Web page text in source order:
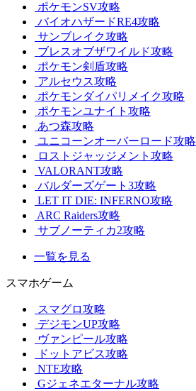
ポケモンSV攻略
バイオハザードRE4攻略
サンブレイク攻略
ブレスオブザワイルド攻略
ポケモン剣盾攻略
アルセウス攻略
ポケモンダイパリメイク攻略
ポケモンユナイト攻略
あつ森攻略
ユニコーンオーバーロード攻略
ロストジャッジメント攻略
VALORANT攻略
バルダーズゲート3攻略
LET IT DIE: INFERNO攻略
ARC Raiders攻略
サブノーティカ2攻略
一覧を見る
スマホゲーム
スマグロ攻略
デジモンUP攻略
ヴァンピール攻略
ドットアビス攻略
NTE攻略
Gジェネエターナル攻略